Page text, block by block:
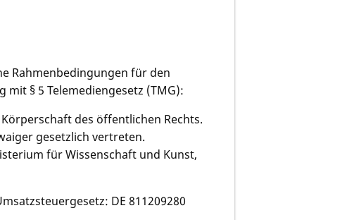
Rahmenbedingungen für den
§ 5 Telemediengesetz (TMG):
des öffentlichen Rechts.
gesetzlich vertreten.
für Wissenschaft und Kunst,
DE 811209280